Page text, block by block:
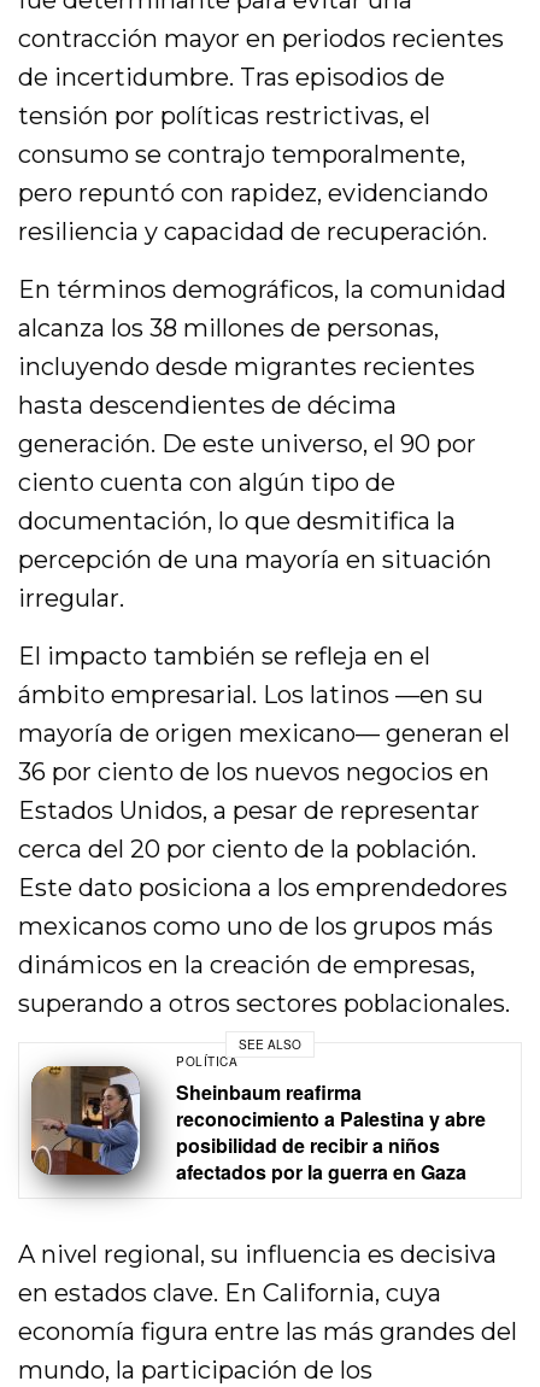
contracción mayor en periodos recientes
de incertidumbre. Tras episodios de
tensión por políticas restrictivas, el
consumo se contrajo temporalmente,
pero repuntó con rapidez, evidenciando
resiliencia y capacidad de recuperación.
En términos demográficos, la comunidad
alcanza los 38 millones de personas,
incluyendo desde migrantes recientes
hasta descendientes de décima
generación. De este universo, el 90 por
ciento cuenta con algún tipo de
documentación, lo que desmitifica la
percepción de una mayoría en situación
irregular.
El impacto también se refleja en el
ámbito empresarial. Los latinos —en su
mayoría de origen mexicano— generan el
36 por ciento de los nuevos negocios en
Estados Unidos, a pesar de representar
cerca del 20 por ciento de la población.
Este dato posiciona a los emprendedores
mexicanos como uno de los grupos más
dinámicos en la creación de empresas,
superando a otros sectores poblacionales.
SEE ALSO
POLÍTICA
Sheinbaum reafirma
reconocimiento a Palestina y abre
posibilidad de recibir a niños
afectados por la guerra en Gaza
A nivel regional, su influencia es decisiva
en estados clave. En California, cuya
economía figura entre las más grandes del
mundo, la participación de los